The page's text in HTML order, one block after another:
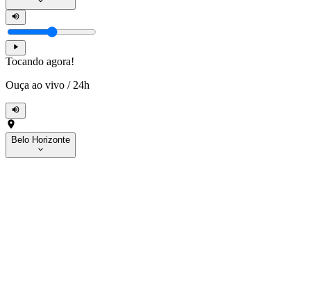
Tocando agora!
Ouça ao vivo /24h
Belo Horizonte